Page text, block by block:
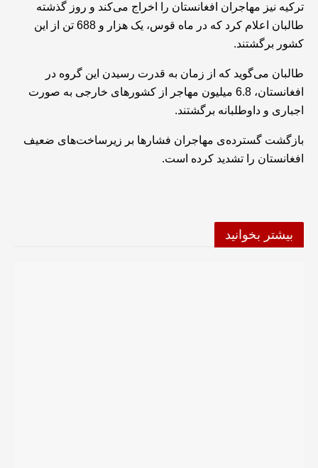
ترکیه نیز مهاجران افغانستان را اخراج می‌کند و روز گذشته
طالبان اعلام کرد که در ماه قوس، یک هزار و 688 تن از این
کشور برگشتند.
طالبان می‌گوید که از زمان به قدرت رسیدن این گروه در
افغانستان، 6.8 میلیون مهاجر از کشورهای خارجی به صورت
اجباری و داوطلبانه برگشتند.
بازگشت گسترده‌ی مهاجران فشارها بر زیرساخت‌های ضعیف
افغانستان را تشدید کرده است.
بیشتر بخوانید